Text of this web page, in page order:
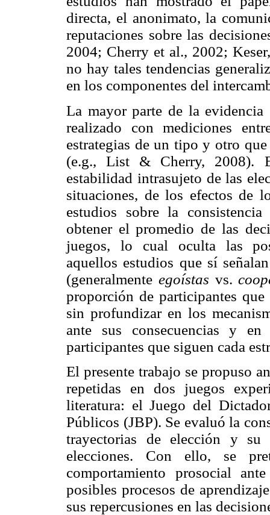
directa, el anonimato, la
reputaciones sobre las
2004; Cherry et al., 2002;
no hay tales tendencias
en los componentes del
La mayor parte de la evidencia
realizado con mediciones
estrategias de un tipo y otro
(e.g., List & Cherry, 2008).
estabilidad intrasujeto de las
situaciones, de los efectos de
estudios sobre la
obtener el promedio de las
juegos, lo cual oculta las
aquellos estudios que sí
(generalmente egoístas vs.
proporción de participantes que
sin profundizar en los
ante sus consecuencias y
participantes que siguen cada
El presente trabajo se propuso
repetidas en dos juegos
literatura: el Juego del
Públicos (JBP). Se evaluó la
trayectorias de elección y su
elecciones. Con ello, se
comportamiento prosocial
posibles procesos de
sus repercusiones en las